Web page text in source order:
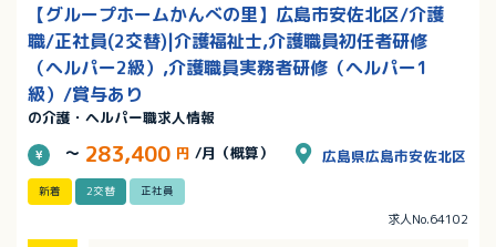
【グループホームかんべの里】広島市安佐北区/介護
職/正社員(2交替)|介護福祉士,介護職員初任者研修
（ヘルパー2級）,介護職員実務者研修（ヘルパー1
級）/賞与あり
の介護・ヘルパー職求人情報
～ 283,400 円 /月（概算） 広島県広島市安佐北区
新着 2交替 正社員
求人No.64102